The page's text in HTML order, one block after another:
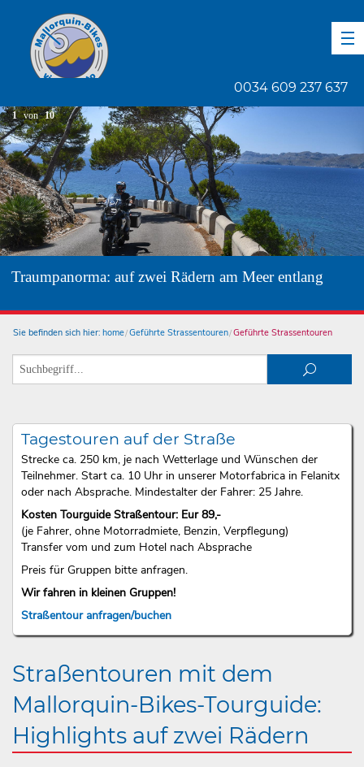
0034 609 237 637
Traumpanorma: auf zwei Rädern am Meer entlang
1 von 10
Sie befinden sich hier: home Geführte Strassentouren Geführte Strassentouren
Tagestouren auf der Straße
Strecke ca. 250 km, je nach Wetterlage und Wünschen der
Teilnehmer. Start ca. 10 Uhr in unserer Motorfabrica in Felanitx
oder nach Absprache. Mindestalter der Fahrer: 25 Jahre.
Kosten Tourguide Straßentour: Eur 89,-
(je Fahrer, ohne Motorradmiete, Benzin, Verpflegung)
Transfer vom und zum Hotel nach Absprache
Preis für Gruppen bitte anfragen.
Wir fahren in kleinen Gruppen!
Straßentour anfragen/buchen
Straßentouren mit dem
Mallorquin-Bikes-Tourguide:
Highlights auf zwei Rädern